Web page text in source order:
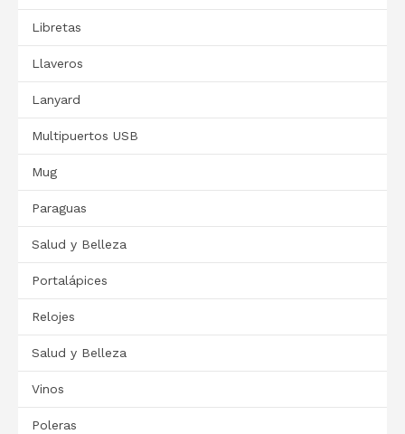
Libretas
Llaveros
Lanyard
Multipuertos USB
Mug
Paraguas
Salud y Belleza
Portalápices
Relojes
Salud y Belleza
Vinos
Poleras